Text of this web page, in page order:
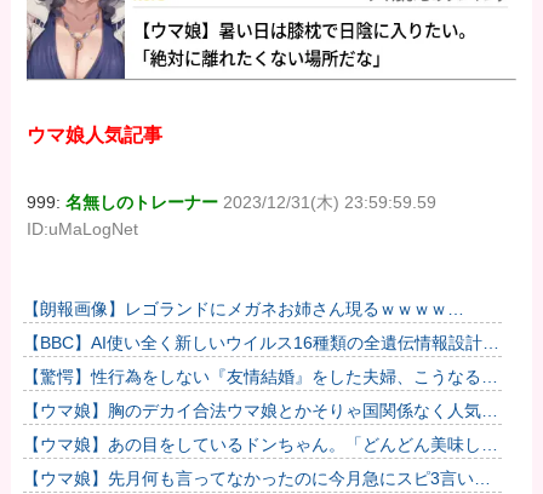
ウマ娘人気記事
999:名無しのトレーナー 2023/12/31(木) 23:59:59.59
ID:uMaLogNet
【朗報画像】レゴランドにメガネお姉さん現るｗｗｗｗ
【Pickup07093028】
【BBC】AI使い全く新しいウイルス16種類の全遺伝情報設計に
初成功
【驚愕】性行為をしない『友情結婚』をした夫婦、こうなる
⇒･･･！！！
【ウマ娘】胸のデカイ合法ウマ娘とかそりゃ国関係なく人気出
るわな
【ウマ娘】あの目をしているドンちゃん。「どんどん美味しく
実る…♡」
【ウマ娘】先月何も言ってなかったのに今月急にスピ3言い出